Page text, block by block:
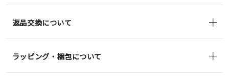
返品交換について
ラッピング・梱包について